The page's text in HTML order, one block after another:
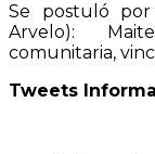
Se postuló por
Arvelo):
comunitaria,
Tweets